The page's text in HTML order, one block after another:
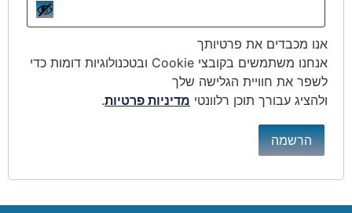
אנו מכבדים את פרטיותך
אנחנו משתמשים בקובצי Cookie ובטכנולוגיות דומות כדי
לשפר את חוויית הגלישה שלך
ולהציג עבורך תוכן רלוונטי מדיניות פרטיות.
הרשמה